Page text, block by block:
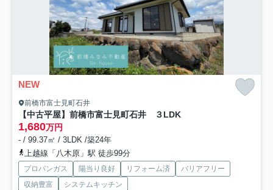
NEW
前橋市富士見町石井
【中古平屋】前橋市富士見町石井 ３LDK
1,680万円
- / 99.37㎡ / 3LDK /築24年
上越線「八木原」駅 徒歩99分
プロパンガス 陽当り良好 リフォーム済
バリアフリー
収納豊富
システムキッチン